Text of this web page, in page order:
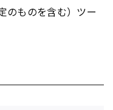
のものを含む）ツー